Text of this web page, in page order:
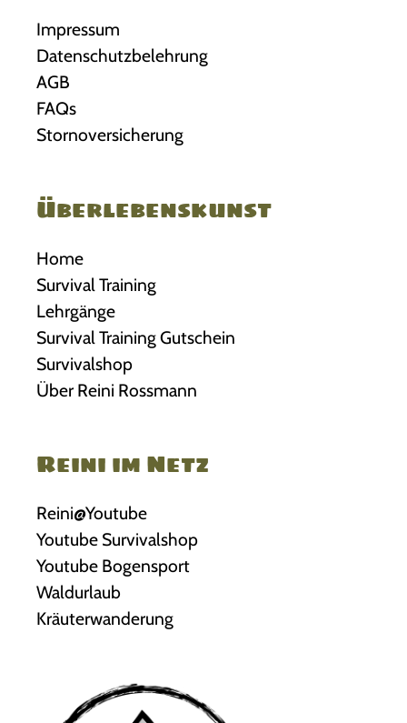
Impressum
Datenschutzbelehrung
AGB
FAQs
Stornoversicherung
Überlebenskunst
Home
Survival Training
Lehrgänge
Survival Training Gutschein
Survivalshop
Über Reini Rossmann
Reini im Netz
Reini@Youtube
Youtube Survivalshop
Youtube Bogensport
Waldurlaub
Kräuterwanderung